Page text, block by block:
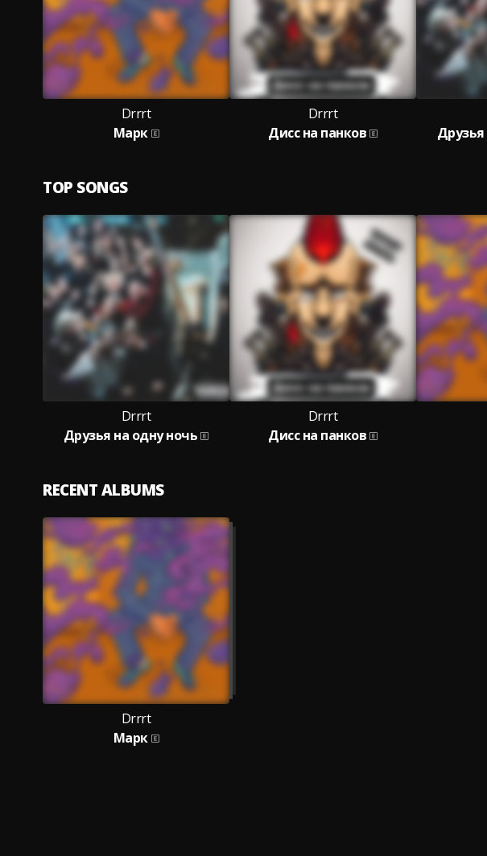
Drrrt
Марк
Drrrt
Дисс на панков
TOP SONGS
Drrrt
Друзья на одну ночь
Drrrt
Дисс на панков
RECENT ALBUMS
Drrrt
Марк